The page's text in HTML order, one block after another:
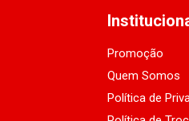
Promoção
Quem Somos
Política de